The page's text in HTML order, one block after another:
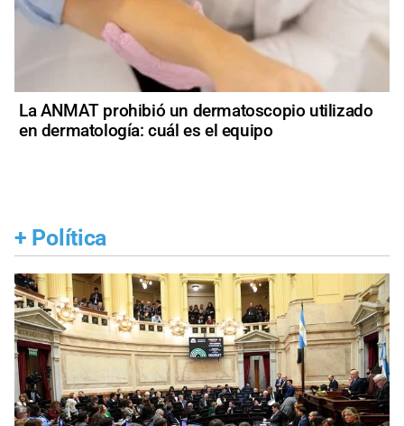
La ANMAT prohibió un dermatoscopio utilizado
en dermatología: cuál es el equipo
+ Política